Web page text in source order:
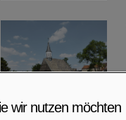
wir nutzen möchten